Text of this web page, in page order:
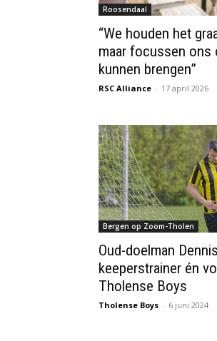
Roosendaal
“We houden het
maar focussen
kunnen brengen”
RSC Alliance - 17 april 2026
Bergen op Zoom-Tholen
Oud-doelman
keeperstrainer én
Tholense Boys
Tholense Boys - 6 juni 2024